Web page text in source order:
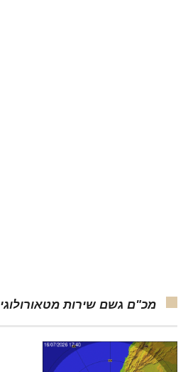
מכ"ם גשם שירות מטאורולוגי